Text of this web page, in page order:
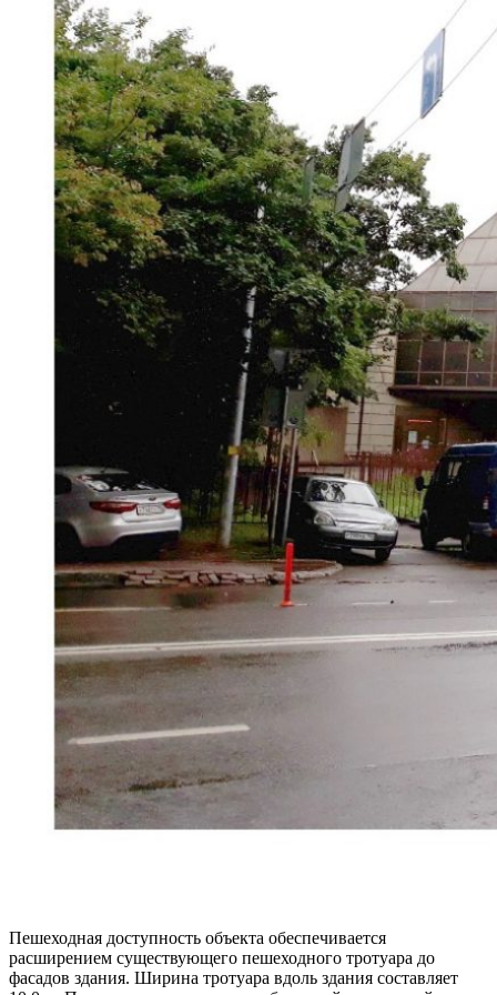
Пешеходная доступность объекта обеспечивается
расширением существующего пешеходного тротуара до
фасадов здания. Ширина тротуара вдоль здания составляет